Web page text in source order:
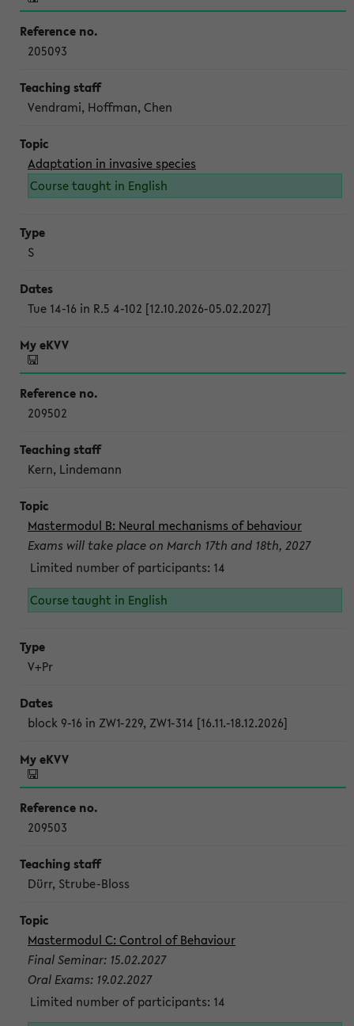
205093
Vendrami, Hoffman, Chen
Adaptation in invasive species
Course taught in English
S
Tue 14-16 in R.5 4-102 [12.10.2026-05.02.2027]
209502
Kern, Lindemann
Mastermodul B: Neural mechanisms of behaviour
Exams will take place on March 17th and 18th, 2027
Limited number of participants: 14
Course taught in English
V+Pr
block 9-16 in ZW1-229, ZW1-314 [16.11.-18.12.2026]
209503
Dürr, Strube-Bloss
Mastermodul C: Control of Behaviour
Final Seminar: 15.02.2027
Oral Exams: 19.02.2027
Limited number of participants: 14